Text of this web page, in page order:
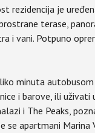
rezidencija je
terase,
i vani. Potpuno
minuta
i barove, ili
i The Peaks,
apartmani Marina